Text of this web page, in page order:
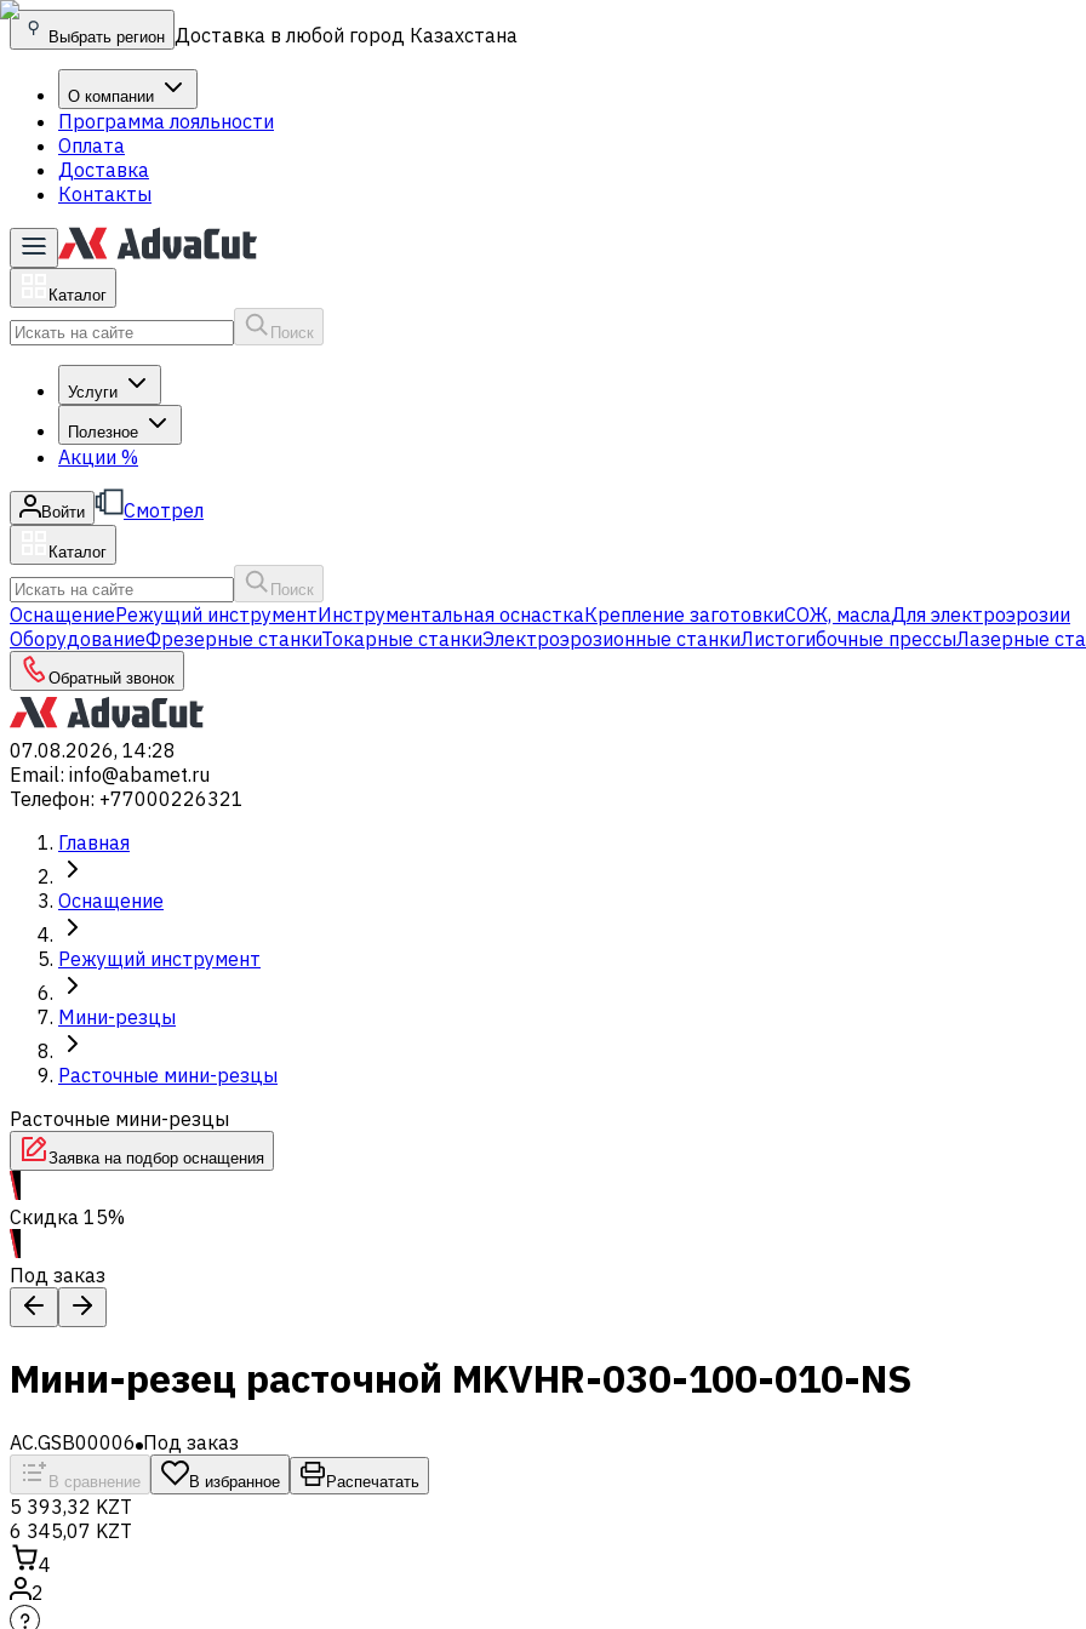
Выбрать регион Доставка в любой город Казахстана
О компании
Программа лояльности
Оплата
Доставка
Контакты
Каталог
Поиск
Услуги
Полезное
Акции %
Войти Смотрел
Каталог
Поиск
ОснащениеРежущий инструментИнструментальная оснасткаКрепление заготовкиСОЖ, маслаДля электроэрозии
ОборудованиеФрезерные станкиТокарные станкиЭлектроэрозионные станкиЛистогибочные прессыЛазерные
Обратный звонок
07.08.2026, 14:28
Email: info@abamet.ru
Телефон: +77000226321
Главная
Оснащение
Режущий инструмент
Мини-резцы
Расточные мини-резцы
Расточные мини-резцы
Заявка на подбор оснащения
Скидка 15%
Под заказ
Мини-резец расточной MKVHR-030-100-010-NS
AC.GSB00006 Под заказ
В сравнение В избранное Распечатать
5 393,32 KZT
6 345,07 KZT
4
2